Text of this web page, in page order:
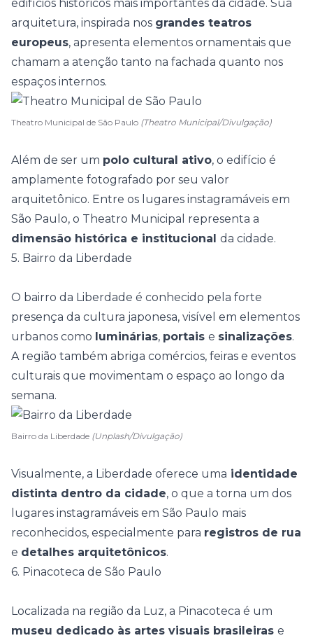
edifícios históricos mais importantes da cidade. Sua
arquitetura, inspirada nos grandes teatros
europeus, apresenta elementos ornamentais que
chamam a atenção tanto na fachada quanto nos
espaços internos.
Theatro Municipal de São Paulo (Theatro Municipal/Divulgação)
Além de ser um polo cultural ativo, o edifício é
amplamente fotografado por seu valor
arquitetônico. Entre os lugares instagramáveis em
São Paulo, o Theatro Municipal representa a
dimensão histórica e institucional da cidade.
5. Bairro da Liberdade
O bairro da Liberdade é conhecido pela forte
presença da cultura japonesa, visível em elementos
urbanos como luminárias, portais e sinalizações.
A região também abriga comércios, feiras e eventos
culturais que movimentam o espaço ao longo da
semana.
Bairro da Liberdade (Unplash/Divulgação)
Visualmente, a Liberdade oferece uma identidade
distinta dentro da cidade, o que a torna um dos
lugares instagramáveis em São Paulo mais
reconhecidos, especialmente para registros de rua
e detalhes arquitetônicos.
6. Pinacoteca de São Paulo
Localizada na região da Luz, a Pinacoteca é um
museu dedicado às artes visuais brasileiras e